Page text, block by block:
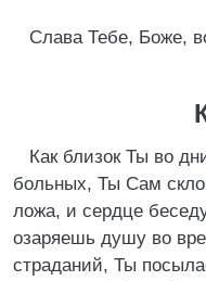
Слава Тебе, Боже,
Как близок Ты во
больных, Ты Сам
ложа, и сердце
озаряешь душу во
страданий, Ты